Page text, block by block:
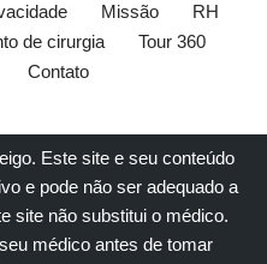
Missão
RH
de cirurgia
Tour 360
Contato
Este site e seu conteúdo
e pode não ser adequado a
site não substitui o médico.
médico antes de tomar